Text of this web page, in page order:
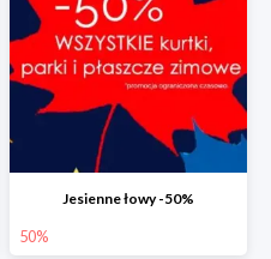
Jesienne łowy -50%
50%